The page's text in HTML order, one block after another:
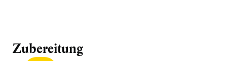
Zubereitung